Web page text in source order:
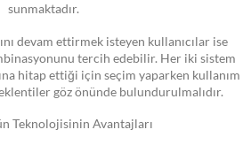
sunmaktadır.
devam ettirmek isteyen kullanıcılar ise
tercih edebilir. Her iki sistem
hitap ettiği için seçim yaparken kullanım
göz önünde bulundurulmalıdır.
Teknolojisinin Avantajları